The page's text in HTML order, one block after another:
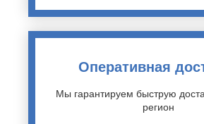
Оперативная
Мы гарантируем быструю
регион